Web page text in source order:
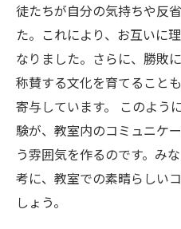
徒たちが自分の気持ちや反
た。これにより、お互いに
なりました。さらに、勝敗
称賛する文化を育てること
寄与しています。 このよう
験が、教室内のコミュニケ
う雰囲気を作るのです。み
考に、教室での素晴らしい
しょう。